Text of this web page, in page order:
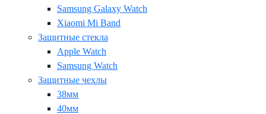
Samsung Galaxy Watch
Xiaomi Mi Band
Защитные стекла
Apple Watch
Samsung Watch
Защитные чехлы
38мм
40мм